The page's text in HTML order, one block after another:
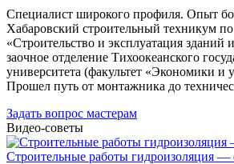
Специалист широкого профиля. Опыт
Хабаровский строительный техникум
«Строительство и эксплуатация зданий
заочное отделение Тихоокеанского
университета (факультет «Экономики и
Прошел путь от монтажника до
Задать вопрос мастерам
Видео-советы
Строительные работы гидроизоляция —